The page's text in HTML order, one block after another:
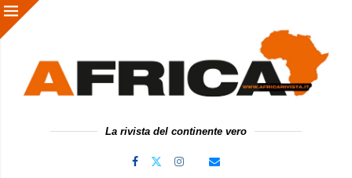
La rivista del continente vero